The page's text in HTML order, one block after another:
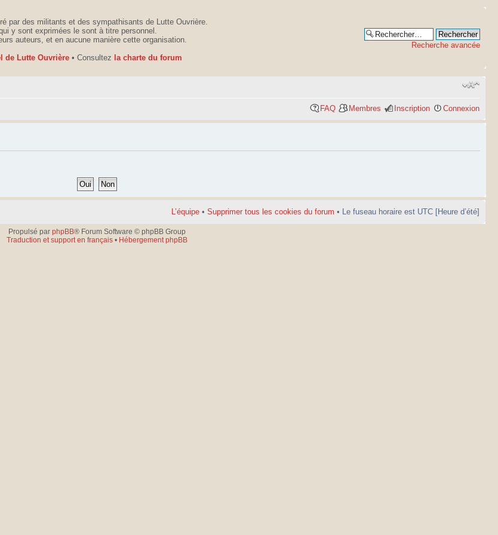
par des militants et des sympathisants de Lutte Ouvrière.
y sont exprimées le sont à titre personnel.
auteurs, et en aucune manière cette organisation.
de Lutte Ouvrière • Consultez la charte du forum
Recherche avancée
FAQ Membres Inscription Connexion
L’équipe • Supprimer tous les cookies du forum • Le fuseau horaire est UTC [Heure d’été]
Propulsé par phpBB® Forum Software © phpBB Group
Traduction et support en français• Hébergement phpBB